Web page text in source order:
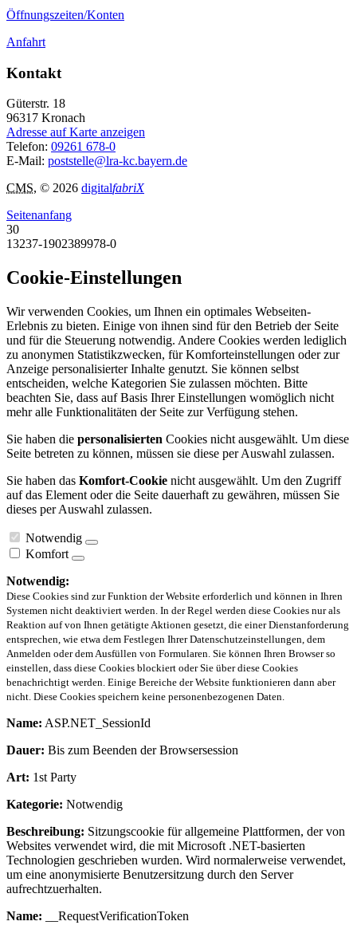
Öffnungszeiten/Konten
Anfahrt
Kontakt
Güterstr. 18
96317 Kronach
Adresse auf Karte anzeigen
Telefon: 09261 678-0
E-Mail: poststelle@lra-kc.bayern.de
CMS, © 2026 digitalfabriX
Seitenanfang
30
13237-1902389978-0
Cookie-Einstellungen
Wir verwenden Cookies, um Ihnen ein optimales Webseiten-
Erlebnis zu bieten. Einige von ihnen sind für den Betrieb der Seite
und für die Steuerung notwendig. Andere Cookies werden lediglich
zu anonymen Statistikzwecken, für Komforteinstellungen oder zur
Anzeige personalisierter Inhalte genutzt. Sie können selbst
entscheiden, welche Kategorien Sie zulassen möchten. Bitte
beachten Sie, dass auf Basis Ihrer Einstellungen womöglich nicht
mehr alle Funktionalitäten der Seite zur Verfügung stehen.
Sie haben die personalisierten Cookies nicht ausgewählt. Um diese
Seite betreten zu können, müssen sie diese per Auswahl zulassen.
Sie haben das Komfort-Cookie nicht ausgewählt. Um den Zugriff
auf das Element oder die Seite dauerhaft zu gewähren, müssen Sie
dieses per Auswahl zulassen.
Notwendig
Komfort
Notwendig:
Diese Cookies sind zur Funktion der Website erforderlich und können in Ihren
Systemen nicht deaktiviert werden. In der Regel werden diese Cookies nur als
Reaktion auf von Ihnen getätigte Aktionen gesetzt, die einer Dienstanforderung
entsprechen, wie etwa dem Festlegen Ihrer Datenschutzeinstellungen, dem
Anmelden oder dem Ausfüllen von Formularen. Sie können Ihren Browser so
einstellen, dass diese Cookies blockiert oder Sie über diese Cookies
benachrichtigt werden. Einige Bereiche der Website funktionieren dann aber
nicht. Diese Cookies speichern keine personenbezogenen Daten.
Name: ASP.NET_SessionId
Dauer: Bis zum Beenden der Browsersession
Art: 1st Party
Kategorie: Notwendig
Beschreibung: Sitzungscookie für allgemeine Plattformen, der von
Websites verwendet wird, die mit Microsoft .NET-basierten
Technologien geschrieben wurden. Wird normalerweise verwendet,
um eine anonymisierte Benutzersitzung durch den Server
aufrechtzuerhalten.
Name: __RequestVerificationToken